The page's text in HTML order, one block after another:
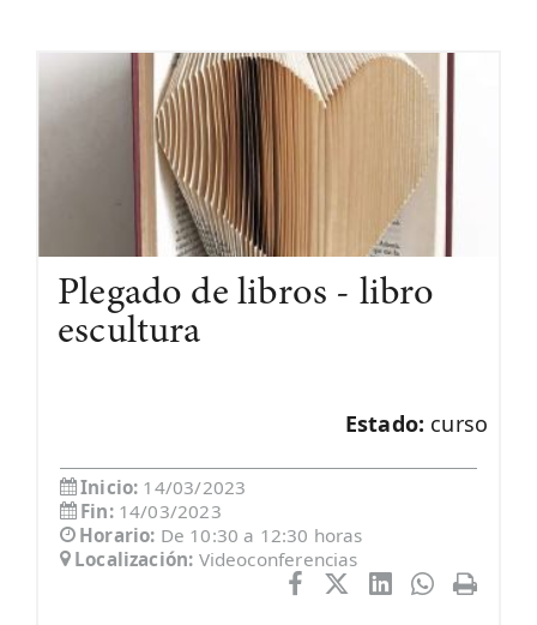
Plegado de libros - libro
escultura
Estado: curso
Inicio: 14/03/2023
Fin: 14/03/2023
Horario: De 10:30 a 12:30 horas
Localización: Videoconferencias